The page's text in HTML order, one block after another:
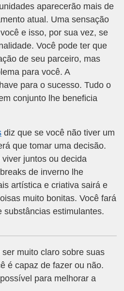
aparecerão mais de
atual. Uma sensação
e isso, por sua vez, se
Você pode ter que
de seu parceiro, mas
para você. A
para o sucesso. Tudo o
conjunto lhe beneficia
diz que se você não tiver um
que tomar uma decisão.
juntos ou decida
de inverno lhe
artística e criativa sairá e
muito bonitas. Você fará
substâncias estimulantes.
ser muito claro sobre suas
é capaz de fazer ou não.
para melhorar a